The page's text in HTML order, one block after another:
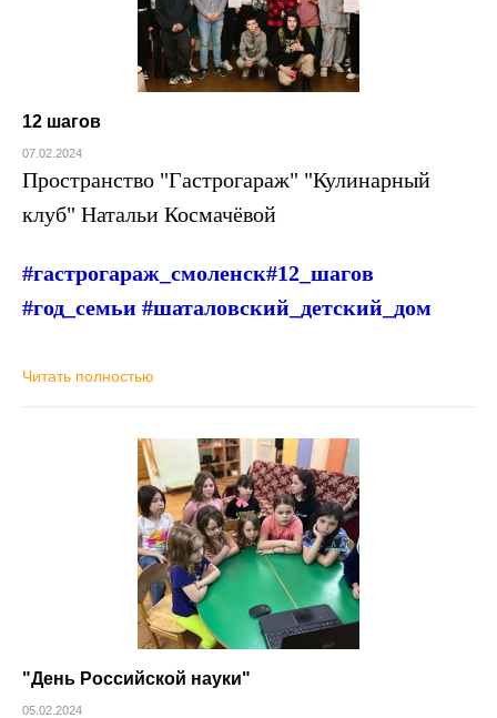
12 шагов
07.02.2024
Пространство "Гастрогараж" "Кулинарный
клуб" Натальи Космачёвой
#гастрогараж_смоленск#12_шагов
#год_семьи #шаталовский_детский_дом
Читать полностью
"День Российской науки"
05.02.2024